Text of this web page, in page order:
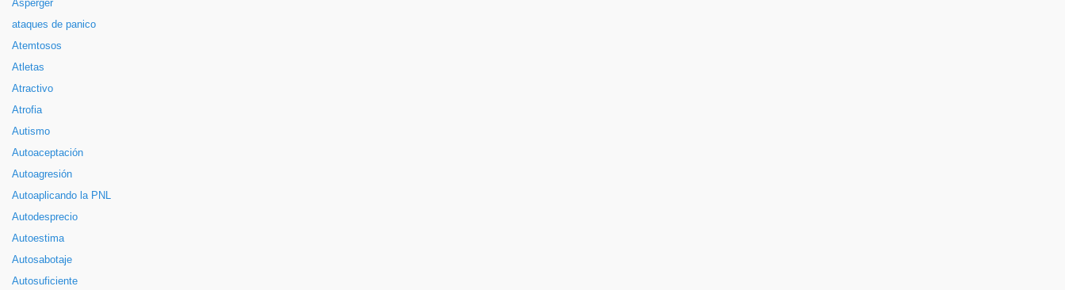
Asperger
ataques de panico
Atemtosos
Atletas
Atractivo
Atrofia
Autismo
Autoaceptación
Autoagresión
Autoaplicando la PNL
Autodesprecio
Autoestima
Autosabotaje
Autosuficiente